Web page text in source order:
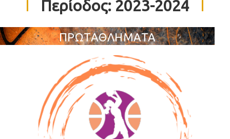
Περίοδος: 2023-2024
ΠΡΩΤΑΘΛΗΜΑΤΑ